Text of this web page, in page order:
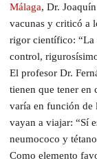
Málaga, Dr.
vacunas y criticó a
rigor científico: “La
control,
El profesor Dr.
tienen que tener en
varía en función de
vayan a viajar: “Sí
neumococo y
Como elemento